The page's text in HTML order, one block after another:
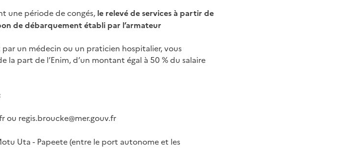
une période de congés, le relevé de services à partir de
de débarquement établi par l’armateur
un médecin ou un praticien hospitalier, vous
la part de l’Enim, d’un montant égal à 50 % du salaire
ou regis.broucke@mer.gouv.fr
Uta - Papeete (entre le port autonome et les